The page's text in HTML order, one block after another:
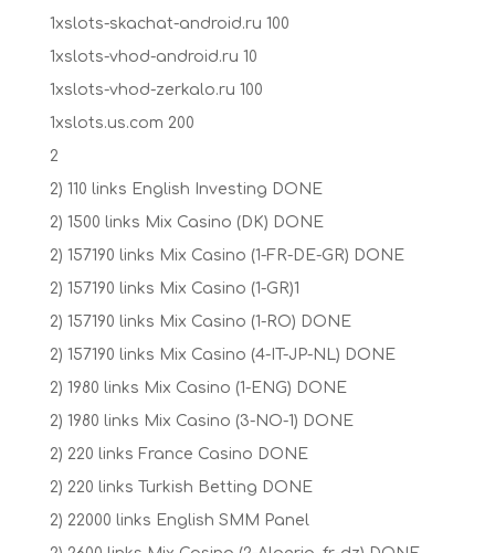
1xslots-skachat-android.ru 100
1xslots-vhod-android.ru 10
1xslots-vhod-zerkalo.ru 100
1xslots.us.com 200
2
2) 110 links English Investing DONE
2) 1500 links Mix Casino (DK) DONE
2) 157190 links Mix Casino (1-FR-DE-GR) DONE
2) 157190 links Mix Casino (1-GR)1
2) 157190 links Mix Casino (1-RO) DONE
2) 157190 links Mix Casino (4-IT-JP-NL) DONE
2) 1980 links Mix Casino (1-ENG) DONE
2) 1980 links Mix Casino (3-NO-1) DONE
2) 220 links France Casino DONE
2) 220 links Turkish Betting DONE
2) 22000 links English SMM Panel